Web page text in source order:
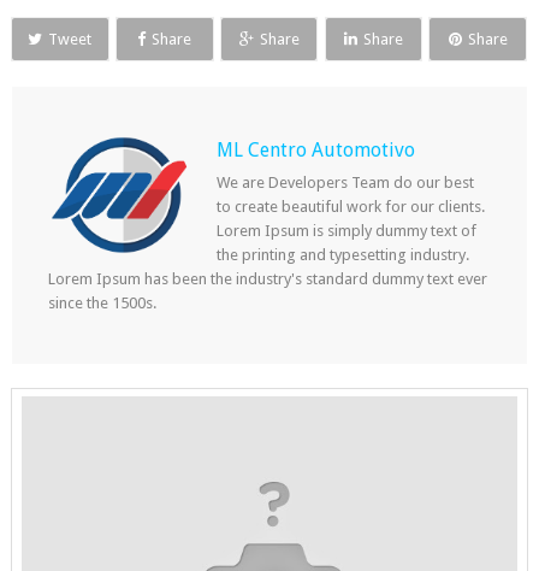
Tweet Share Share Share Share
ML Centro Automotivo
We are Developers Team do our best
to create beautiful work for our clients.
Lorem Ipsum is simply dummy text of
the printing and typesetting industry.
Lorem Ipsum has been the industry's standard dummy text ever
since the 1500s.